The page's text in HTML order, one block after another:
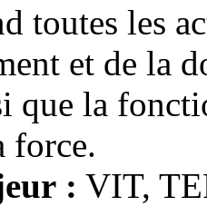
toutes les
et de la
la
force.
: VIT,